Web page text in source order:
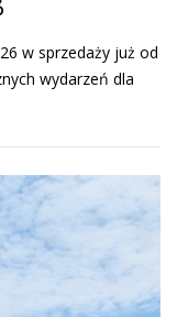
w sprzedaży już od
wydarzeń dla